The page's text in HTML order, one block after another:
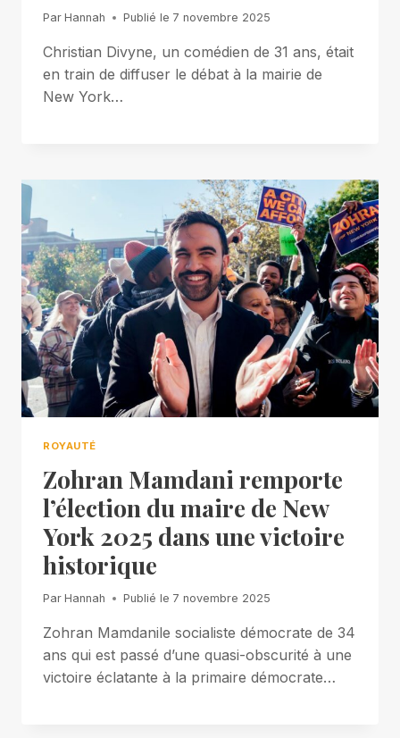
Par Hannah Publié le 7 novembre 2025
Christian Divyne, un comédien de 31 ans, était
en train de diffuser le débat à la mairie de
New York…
ROYAUTÉ
Zohran Mamdani remporte
l’élection du maire de New
York 2025 dans une victoire
historique
Par Hannah Publié le 7 novembre 2025
Zohran Mamdanile socialiste démocrate de 34
ans qui est passé d’une quasi-obscurité à une
victoire éclatante à la primaire démocrate…